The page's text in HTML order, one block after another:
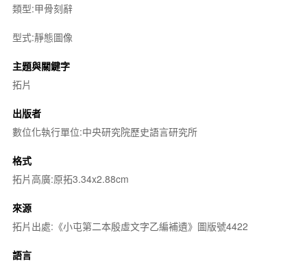
類型:甲骨刻辭
型式:靜態圖像
主題與關鍵字
拓片
出版者
數位化執行單位:中央研究院歷史語言研究所
格式
拓片高廣:原拓3.34x2.88cm
來源
拓片出處:《小屯第二本殷虛文字乙編補遺》圖版號4422
語言